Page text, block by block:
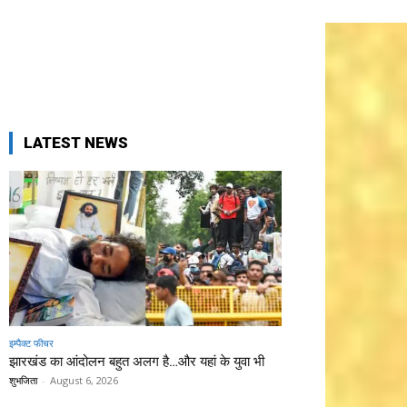
LATEST NEWS
इम्पैक्ट फीचर
झारखंड का आंदोलन बहुत अलग है…और यहां के युवा भी
शुभजिता - August 6, 2026